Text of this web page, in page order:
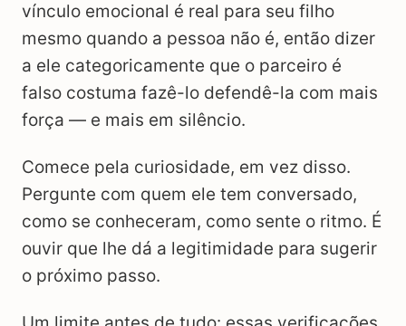
vínculo emocional é real para seu filho
mesmo quando a pessoa não é, então dizer
a ele categoricamente que o parceiro é
falso costuma fazê-lo defendê-la com mais
força — e mais em silêncio.
Comece pela curiosidade, em vez disso.
Pergunte com quem ele tem conversado,
como se conheceram, como sente o ritmo. É
ouvir que lhe dá a legitimidade para sugerir
o próximo passo.